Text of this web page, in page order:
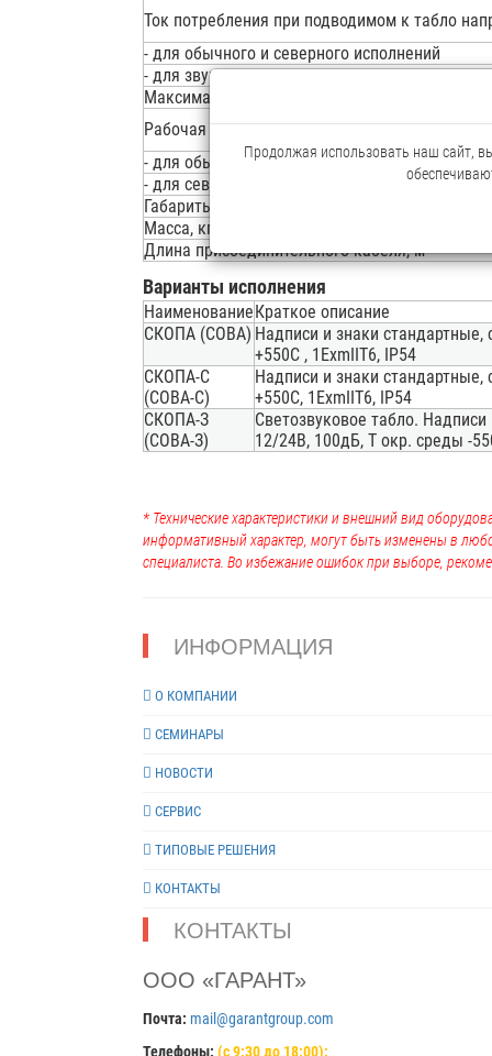
Ток потребления при подводимом к табло
- для обычного и северного исполнений
- для звукового исполнения
Максимальный уровень звукового давления
Рабочая температура окружающей среды, °С,
- для обычного и звукового исполнений
- для северного исполнения
Габариты, мм, не более
Масса, кг, не более
Длина присоединительного кабеля, м
Варианты исполнения
НаименованиеКраткое описание
СКОПА (СОВА) Надписи и знаки
+550С , 1ExmIIT6, IP54
СКОПА-С
(СОВА-С)
Надписи и знаки
+550С, 1ExmIIT6, IP54
СКОПА-З
(СОВА-З)
Светозвуковое табло.
12/24В, 100дБ, Т окр. среды -
* Технические характеристики и внешний вид
информативный характер, могут быть изменены в
специалиста. Во избежание ошибок при выборе,
ИНФОРМАЦИЯ
О КОМПАНИИ
СЕМИНАРЫ
НОВОСТИ
СЕРВИС
ТИПОВЫЕ РЕШЕНИЯ
КОНТАКТЫ
КОНТАКТЫ
ООО «ГАРАНТ»
Почта: mail@garantgroup.com
Телефоны: (с 9:30 до 18:00):
Продолжая использовать наш сайт,